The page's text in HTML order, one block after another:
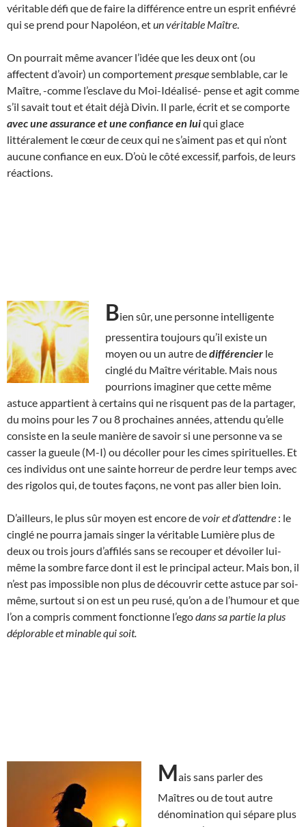
véritable défi que de faire la différence entre un esprit enfiévré
qui se prend pour Napoléon, etun véritable Maître
On pourrait même avancer l’idée que les deux ont (ou
affectent d’avoir) un comportementpresquesemblable, car le
Maître, -comme l’esclave du Moi-Idéalisé- pense et agit comme
s’il savait tout et était déjà Divin. Il parle, écrit et se comporte
avec une assurance et une confiance en luiqui glace
littéralement le cœur de ceux qui ne s’aiment pas et qui n’ont
aucune confiance en eux. D’où le côté excessif, parfois, de leurs
réactions.
Bien sûr, une personne intelligente
pressentira toujours qu’il existe un
moyen ou un autre dedifférencier le
cinglé du Maître véritable. Mais nous
pourrions imaginer que cette même
astuce appartient à certains qui ne risquent pas de la partager,
du moins pour les 7 ou 8 prochaines années, attendu qu’elle
consiste en la seule manière de savoir si une personne va se
casser la gueule (M-I) ou décoller pour les cimes spirituelles. Et
ces individus ont une sainte horreur de perdre leur temps avec
des rigolos qui, de toutes façons, ne vont pas aller bien loin.
D’ailleurs, le plus sûr moyen est encore devoir et d’attendre : le
cinglé ne pourra jamais singer la véritable Lumière plus de
deux ou trois jours d’affilés sans se recouper et dévoiler lui-
même la sombre farce dont il est le principal acteur. Mais bon, il
n’est pas impossible non plus de découvrir cette astuce par soi-
même, surtout si on est un peu rusé, qu’on a de l’humour et que
l’on a compris comment fonctionne l’egodans sa partie la plus
déplorable et minable qui soit.
Mais sans parler des
Maîtres ou de tout autre
dénomination qui sépare plus